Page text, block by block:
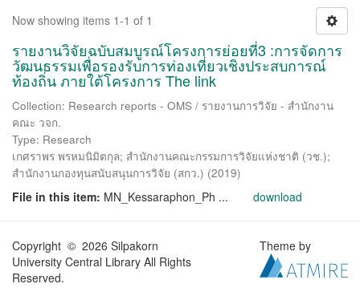
Now showing items 1-1 of 1
รายงานวิจัยฉบับสมบูรณ์โครงการย่อยที่3 :การจัดการ
วัฒนธรรมเพื่อรองรับการท่องเที่ยวเชิงประสบการณ์
ท้องถิ่น ภายใต้โครงการ The link
Collection: Research reports - OMS / รายงานการวิจัย - สำนักงาน
คณะ วจก.
Type: Research
เกศราพร พรหมนิมิตกุล; สำนักงานคณะกรรมการวิจัยแห่งชาติ (วช.);
สำนักงานกองทุนสนับสนุนการวิจัย (สกว.) (2019)
File in this item: MN_Kessaraphon_Ph ... download
Copyright © 2026 Silpakorn
University Central Library All Rights
Reserved.
Theme by